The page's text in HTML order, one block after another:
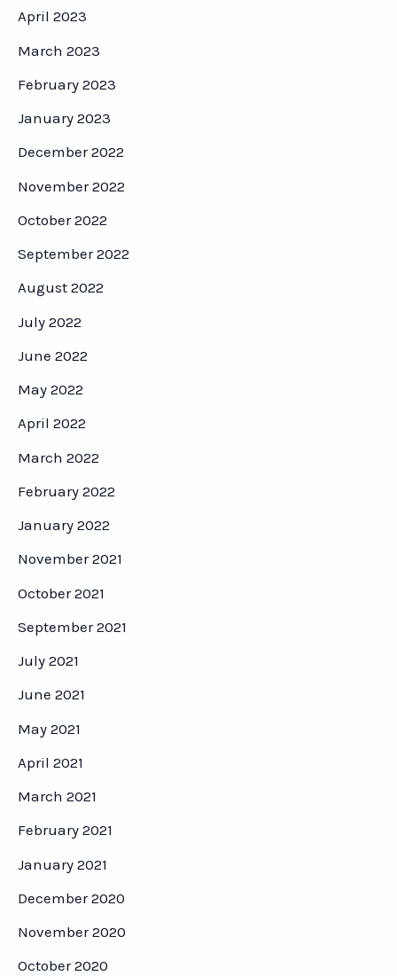
April 2023
March 2023
February 2023
January 2023
December 2022
November 2022
October 2022
September 2022
August 2022
July 2022
June 2022
May 2022
April 2022
March 2022
February 2022
January 2022
November 2021
October 2021
September 2021
July 2021
June 2021
May 2021
April 2021
March 2021
February 2021
January 2021
December 2020
November 2020
October 2020